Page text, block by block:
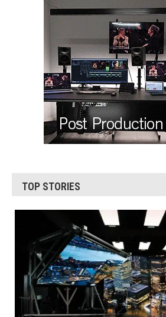
TOP STORIES